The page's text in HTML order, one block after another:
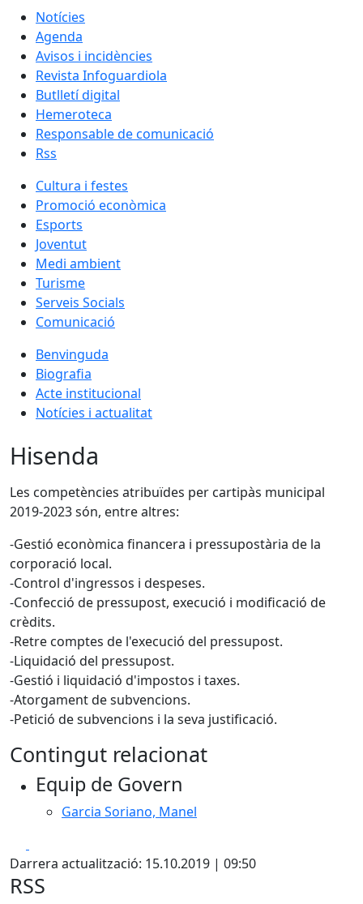
Notícies
Agenda
Avisos i incidències
Revista Infoguardiola
Butlletí digital
Hemeroteca
Responsable de comunicació
Rss
Cultura i festes
Promoció econòmica
Esports
Joventut
Medi ambient
Turisme
Serveis Socials
Comunicació
Benvinguda
Biografia
Acte institucional
Notícies i actualitat
Hisenda
Les competències atribuïdes per cartipàs municipal
2019-2023 són, entre altres:
-Gestió econòmica financera i pressupostària de la
corporació local.
-Control d'ingressos i despeses.
-Confecció de pressupost, execució i modificació de
crèdits.
-Retre comptes de l'execució del pressupost.
-Liquidació del pressupost.
-Gestió i liquidació d'impostos i taxes.
-Atorgament de subvencions.
-Petició de subvencions i la seva justificació.
Contingut relacionat
Equip de Govern
Garcia Soriano, Manel
Darrera actualització: 15.10.2019 | 09:50
RSS